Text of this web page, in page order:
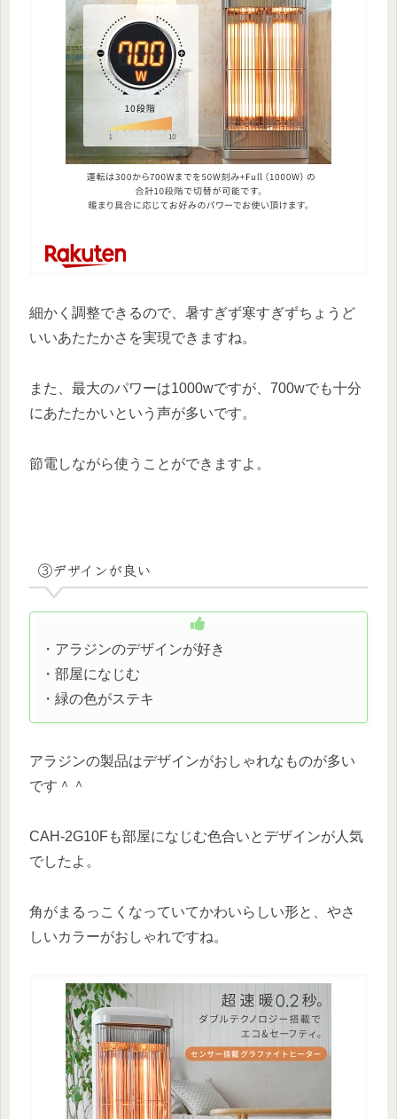
細かく調整できるので、暑すぎず寒すぎずちょうど
いいあたたかさを実現できますね。
また、最大のパワーは1000wですが、700wでも十分
にあたたかいという声が多いです。
節電しながら使うことができますよ。
③デザインが良い
・アラジンのデザインが好き
・部屋になじむ
・緑の色がステキ
アラジンの製品はデザインがおしゃれなものが多い
です＾＾
CAH-2G10Fも部屋になじむ色合いとデザインが人気
でしたよ。
角がまるっこくなっていてかわいらしい形と、やさ
しいカラーがおしゃれですね。